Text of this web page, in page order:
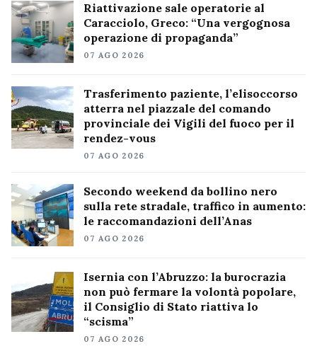
Riattivazione sale operatorie al
Caracciolo, Greco: “Una vergognosa
operazione di propaganda”
07 AGO 2026
Trasferimento paziente, l’elisoccorso
atterra nel piazzale del comando
provinciale dei Vigili del fuoco per il
rendez-vous
07 AGO 2026
Secondo weekend da bollino nero
sulla rete stradale, traffico in aumento:
le raccomandazioni dell’Anas
07 AGO 2026
Isernia con l’Abruzzo: la burocrazia
non può fermare la volontà popolare,
il Consiglio di Stato riattiva lo
“scisma”
07 AGO 2026